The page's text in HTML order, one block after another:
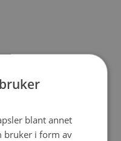
blant annet
bruker i form av